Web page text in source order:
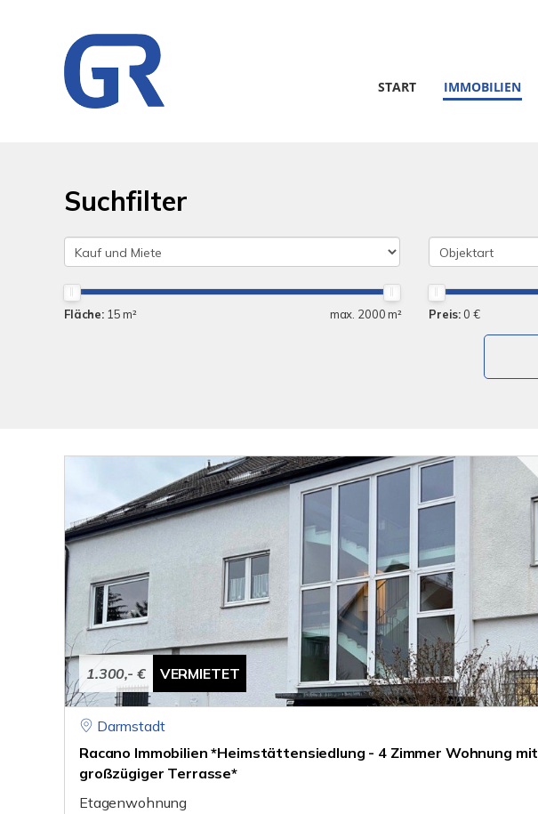
START IMMOBILIEN
Suchfilter
Fläche: 15 m² max. 2000 m² Preis: 0 €
1.300,- € VERMIETET
Darmstadt
Racano Immobilien *Heimstättensiedlung - 4 Zimmer Wohnung mit
großzügiger Terrasse*
Etagenwohnung